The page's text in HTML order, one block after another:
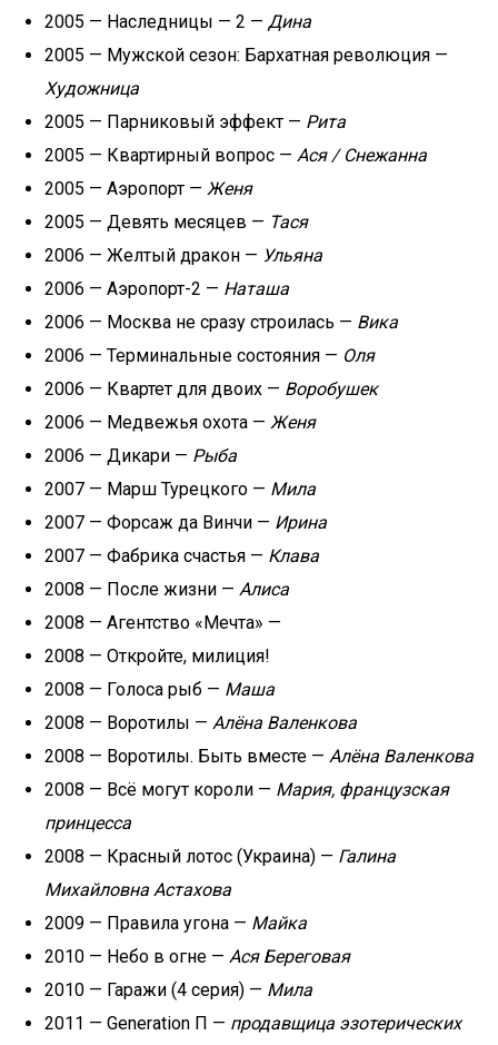
2005 — Наследницы — 2 — Дина
2005 — Мужской сезон: Бархатная революция —
Художница
2005 — Парниковый эффект — Рита
2005 — Квартирный вопрос — Ася / Снежанна
2005 — Аэропорт — Женя
2005 — Девять месяцев — Тася
2006 — Желтый дракон — Ульяна
2006 — Аэропорт-2 — Наташа
2006 — Москва не сразу строилась — Вика
2006 — Терминальные состояния — Оля
2006 — Квартет для двоих — Воробушек
2006 — Медвежья охота — Женя
2006 — Дикари — Рыба
2007 — Марш Турецкого — Мила
2007 — Форсаж да Винчи — Ирина
2007 — Фабрика счастья — Клава
2008 — После жизни — Алиса
2008 — Агентство «Мечта» —
2008 — Откройте, милиция!
2008 — Голоса рыб — Маша
2008 — Воротилы — Алёна Валенкова
2008 — Воротилы. Быть вместе — Алёна Валенкова
2008 — Всё могут короли — Мария, французская
принцесса
2008 — Красный лотос (Украина) — Галина
Михайловна Астахова
2009 — Правила угона — Майка
2010 — Небо в огне — Ася Береговая
2010 — Гаражи (4 серия) — Мила
2011 — Generation П — продавщица эзотерических